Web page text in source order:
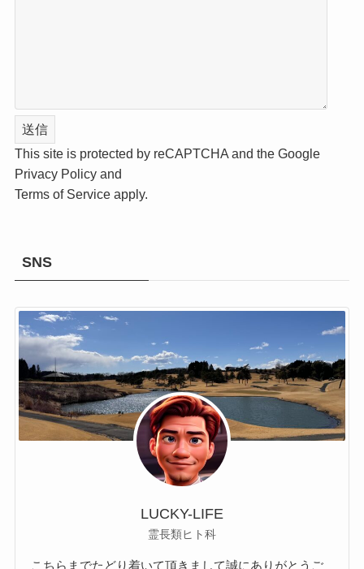
This site is protected by reCAPTCHA and the Google
Privacy Policyand
Terms of Serviceapply.
SNS
LUCKY-LIFE
霊長類ヒト科
こちらまでたどり着いて頂きまして誠にありがとうご